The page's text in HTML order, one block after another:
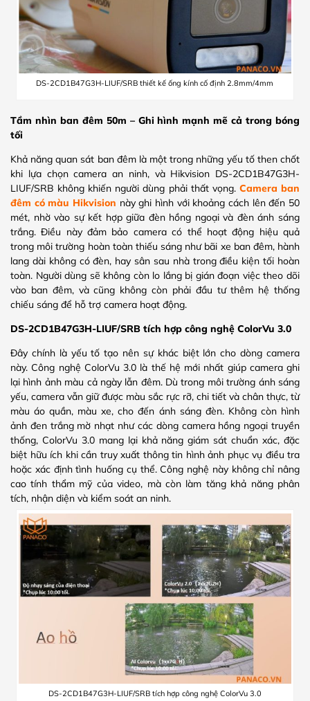
DS-2CD1B47G3H-LIUF/SRB thiết kế ống kính cố định 2.8mm/4mm
Tầm nhìn ban đêm 50m – Ghi hình mạnh mẽ cả trong bóng
tối
Khả năng quan sát ban đêm là một trong những yếu tố then chốt
khi lựa chọn camera an ninh, và Hikvision DS-2CD1B47G3H-
LIUF/SRB không khiến người dùng phải thất vọng. Camera ban
đêm có màu Hikvision này ghi hình với khoảng cách lên đến 50
mét, nhờ vào sự kết hợp giữa đèn hồng ngoại và đèn ánh sáng
trắng. Điều này đảm bảo camera có thể hoạt động hiệu quả
trong môi trường hoàn toàn thiếu sáng như bãi xe ban đêm, hành
lang dài không có đèn, hay sân sau nhà trong điều kiện tối hoàn
toàn. Người dùng sẽ không còn lo lắng bị gián đoạn việc theo dõi
vào ban đêm, và cũng không còn phải đầu tư thêm hệ thống
chiếu sáng để hỗ trợ camera hoạt động.
DS-2CD1B47G3H-LIUF/SRB tích hợp công nghệ ColorVu 3.0
Đây chính là yếu tố tạo nên sự khác biệt lớn cho dòng camera
này. Công nghệ ColorVu 3.0 là thế hệ mới nhất giúp camera ghi
lại hình ảnh màu cả ngày lẫn đêm. Dù trong môi trường ánh sáng
yếu, camera vẫn giữ được màu sắc rực rỡ, chi tiết và chân thực, từ
màu áo quần, màu xe, cho đến ánh sáng đèn. Không còn hình
ảnh đen trắng mờ nhạt như các dòng camera hồng ngoại truyền
thống, ColorVu 3.0 mang lại khả năng giám sát chuẩn xác, đặc
biệt hữu ích khi cần truy xuất thông tin hình ảnh phục vụ điều tra
hoặc xác định tình huống cụ thể. Công nghệ này không chỉ nâng
cao tính thẩm mỹ của video, mà còn làm tăng khả năng phân
tích, nhận diện và kiểm soát an ninh.
DS-2CD1B47G3H-LIUF/SRB tích hợp công nghệ ColorVu 3.0